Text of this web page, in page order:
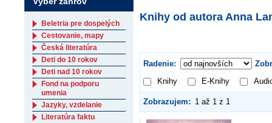
Knihy od autora Anna
Radenie:
Knihy
E-Knihy
Zobrazujem: 1 až 1 z 1
Beletria pre dospelých
Cestovanie, mapy
Česká literatúra
Deti do 10 rokov
Deti nad 10 rokov
Fond na podporu
umenia
Jazyky, vzdelanie
Literatúra faktu